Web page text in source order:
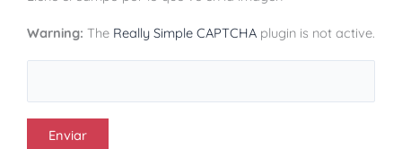
Warning: The Really Simple CAPTCHA plugin is not active.